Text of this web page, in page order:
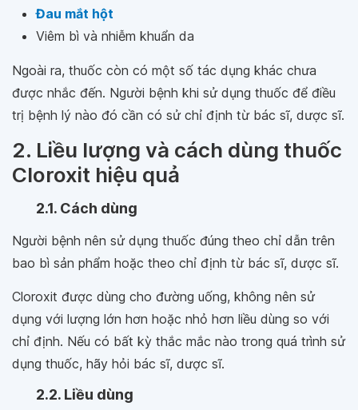
Đau mắt hột
Viêm bì và nhiễm khuẩn da
Ngoài ra, thuốc còn có một số tác dụng khác chưa
được nhắc đến. Người bệnh khi sử dụng thuốc để điều
trị bệnh lý nào đó cần có sử chỉ định từ bác sĩ, dược sĩ.
2. Liều lượng và cách dùng thuốc
Cloroxit hiệu quả
2.1. Cách dùng
Người bệnh nên sử dụng thuốc đúng theo chỉ dẫn trên
bao bì sản phẩm hoặc theo chỉ định từ bác sĩ, dược sĩ.
Cloroxit được dùng cho đường uống, không nên sử
dụng với lượng lớn hơn hoặc nhỏ hơn liều dùng so với
chỉ định. Nếu có bất kỳ thắc mắc nào trong quá trình sử
dụng thuốc, hãy hỏi bác sĩ, dược sĩ.
2.2. Liều dùng